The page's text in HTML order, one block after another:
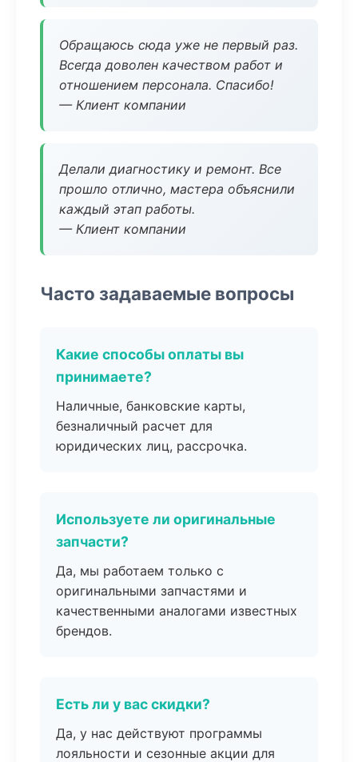
Обращаюсь сюда уже не первый раз.
Всегда доволен качеством работ и
отношением персонала. Спасибо!
— Клиент компании
Делали диагностику и ремонт. Все
прошло отлично, мастера объяснили
каждый этап работы.
— Клиент компании
Часто задаваемые вопросы
Какие способы оплаты вы
принимаете?
Наличные, банковские карты,
безналичный расчет для
юридических лиц, рассрочка.
Используете ли оригинальные
запчасти?
Да, мы работаем только с
оригинальными запчастями и
качественными аналогами известных
брендов.
Есть ли у вас скидки?
Да, у нас действуют программы
лояльности и сезонные акции для